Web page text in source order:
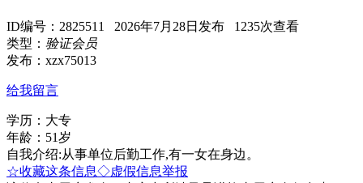
ID编号：2825511 2026年7月28日发布 1235次查看
类型： 验证会员
发布：xzx75013
给我留言
学历：大专
年龄：51岁
自我介绍:从事单位后勤工作,有一女在身边。
☆收藏这条信息◇虚假信息举报